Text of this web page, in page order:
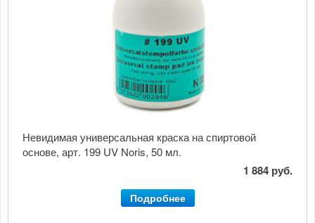
Невидимая универсальная краска на спиртовой
основе, арт. 199 UV Noris, 50 мл.
1 884 руб.
Подробнее